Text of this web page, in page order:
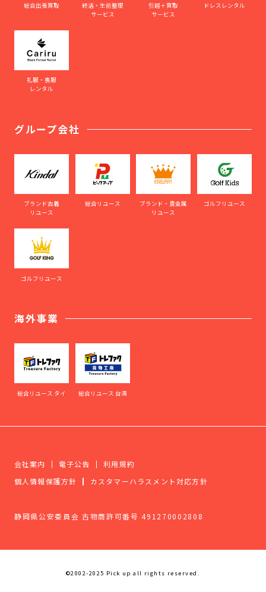
総合出張買取
終活・生前整理
サービス
引越＋買取
サービス
ドレスレンタル
礼服・喪服
レンタル
グループ会社
ブランド古着
リユース
総合リユース
ブランド・貴金属
リユース
ゴルフリユース
ゴルフリユース
海外事業
総合リユース タイ 総合リユース 台湾
会社案内 電子公告
利用規約
個人情報保護方針
カスタマーハラスメント対応方針
静岡県公安委員会 古物商許可番号 491270002808
©2002-2025 Pick up all rights reserved.